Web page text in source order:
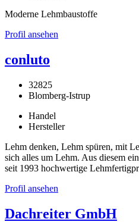
Moderne Lehmbaustoffe
Profil ansehen
conluto
32825
Blomberg-Istrup
Handel
Hersteller
Lehm denken, Lehm spüren, mit
sich alles um Lehm. Aus diesem
seit 1993 hochwertige
Profil ansehen
Dachreiter GmbH